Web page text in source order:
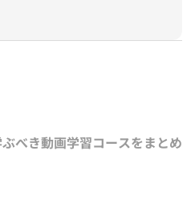
ッツ、2019年に茨城放送オーナー就
、現在総合プロデューサーを務め
べき動画学習コースをまとめ